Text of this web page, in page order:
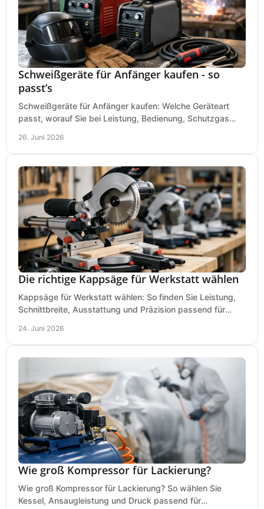
Schweißgeräte für Anfänger kaufen - so
passt’s
Schweißgeräte für Anfänger kaufen: Welche Geräteart
passt, worauf Sie bei Leistung, Bedienung, Schutzgas
26. Juni 2026
Die richtige Kappsäge für Werkstatt wählen
Kappsäge für Werkstatt wählen: So finden Sie Leistung,
Schnittbreite, Ausstattung und Präzision passend für
24. Juni 2026
Wie groß Kompressor für Lackierung?
Wie groß Kompressor für Lackierung? So wählen Sie
Kessel, Ansaugleistung und Druck passend für